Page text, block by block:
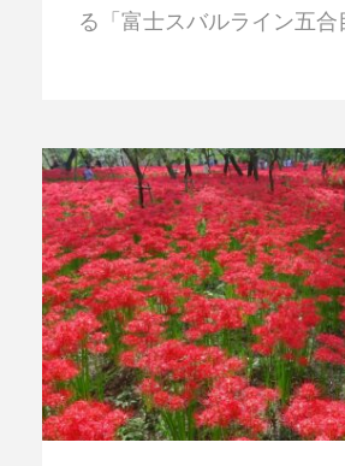
る「富士スバルライン五